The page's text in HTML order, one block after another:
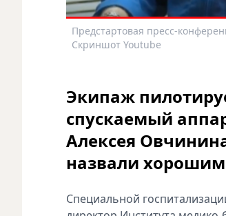
Предстартовая пресс-
Скриншот Youtube
Экипаж
спускаемый
Алексея
назвали
Специальной